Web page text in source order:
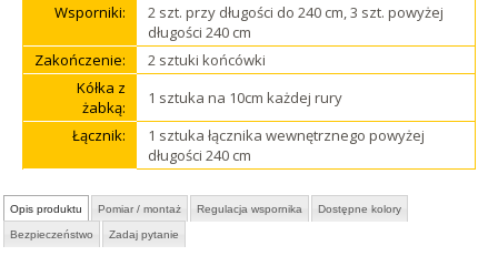
Wsporniki:
2 szt. przy długości do 240 cm, 3 szt. powyżej
długości 240 cm
Zakończenie:
2 sztuki końcówki
Kółka z
żabką:
1 sztuka na 10cm każdej rury
Łącznik:
1 sztuka łącznika wewnętrznego powyżej
długości 240 cm
Opis produktu Pomiar / montaż Regulacja wspornika Dostępne kolory
Bezpieczeństwo Zadaj pytanie